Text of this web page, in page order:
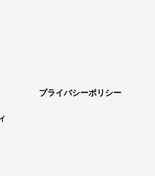
プライバシーポリシー